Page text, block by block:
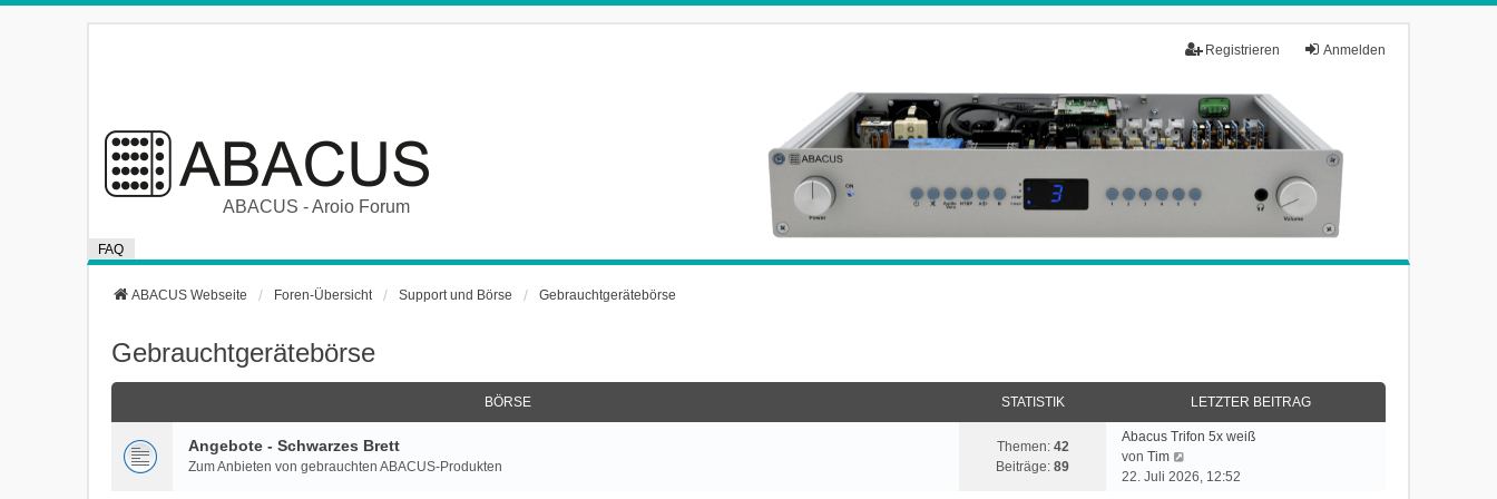
Anmelden
Registrieren
ABACUS - Aroio Forum
FAQ
ABACUS Webseite Foren-Übersicht Support und Börse Gebrauchtgerätebörse
Gebrauchtgerätebörse
BÖRSE STATISTIK LETZTER BEITRAG
Angebote - Schwarzes Brett
Zum Anbieten von gebrauchten ABACUS-Produkten
Themen: 42
Beiträge:89
Abacus Trifon 5x weiß
vonTim
e
22. Juli 2026, 12:52